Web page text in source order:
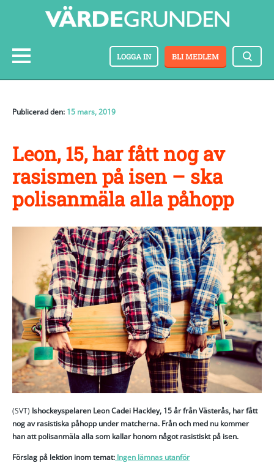
BLI MEDLEM
LOGGA IN
Publicerad den: 15 mars, 2019
Leon, 15, har fått nog av
rasismen på isen – ska
polisanmäla alla påhopp
(SVT) Ishockeyspelaren Leon Cadei Hackley, 15 år från Västerås, har fått
nog av rasistiska påhopp under matcherna. Från och med nu kommer
han att polisanmäla alla som kallar honom något rasistiskt på isen.
Förslag på lektion inom temat: Ingen lämnas utanför